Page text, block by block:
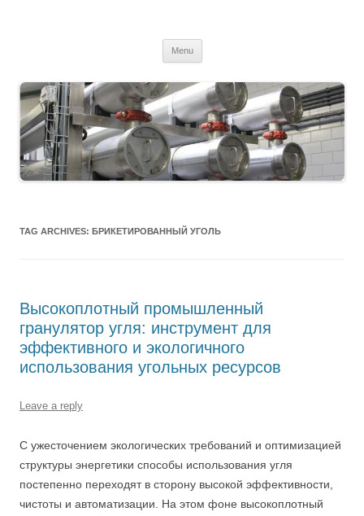
Menu
TAG ARCHIVES: БРИКЕТИРОВАННЫЙ УГОЛЬ
Высокоплотный промышленный
гранулятор угля: инструмент для
эффективного и экологичного
использования угольных ресурсов
Leave a reply
С ужесточением экологических требований и оптимизацией
структуры энергетики способы использования угля
постепенно переходят в сторону высокой эффективности,
чистоты и автоматизации. На этом фоне высокоплотный